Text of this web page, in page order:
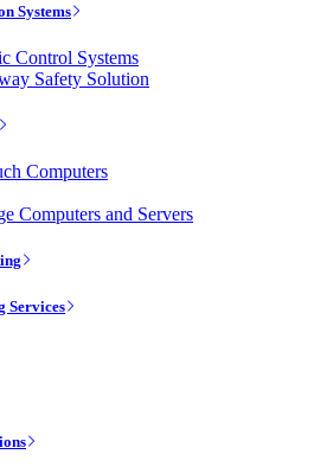
Systems
Control Systems
Safety Solution
Computers
Computers and Servers
Services